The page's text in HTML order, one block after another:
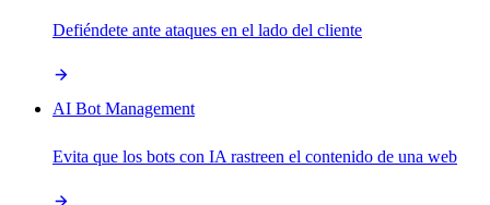
Defiéndete ante ataques en el lado del cliente
AI Bot Management
Evita que los bots con IA rastreen el contenido de una web